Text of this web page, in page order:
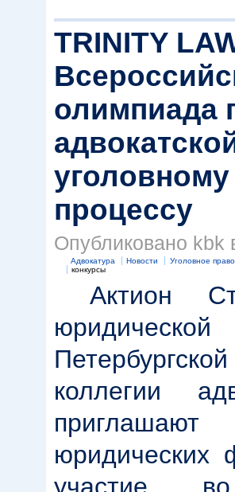
TRINITY
олимпиада
процессу
Опубликовано kbk
Адвокатура Новости
Уголовное право
конкурсы
Актион
коллегии
юридических
участие